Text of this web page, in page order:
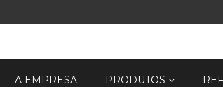
A EMPRESA PRODUTOS